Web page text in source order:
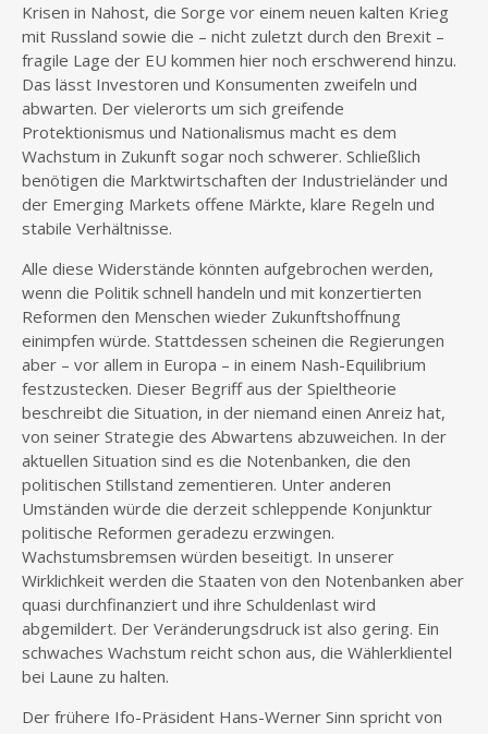
Krisen in Nahost, die Sorge vor einem neuen kalten Krieg
mit Russland sowie die – nicht zuletzt durch den Brexit –
fragile Lage der EU kommen hier noch erschwerend hinzu.
Das lässt Investoren und Konsumenten zweifeln und
abwarten. Der vielerorts um sich greifende
Protektionismus und Nationalismus macht es dem
Wachstum in Zukunft sogar noch schwerer. Schließlich
benötigen die Marktwirtschaften der Industrieländer und
der Emerging Markets offene Märkte, klare Regeln und
stabile Verhältnisse.
Alle diese Widerstände könnten aufgebrochen werden,
wenn die Politik schnell handeln und mit konzertierten
Reformen den Menschen wieder Zukunftshoffnung
einimpfen würde. Stattdessen scheinen die Regierungen
aber – vor allem in Europa – in einem Nash-Equilibrium
festzustecken. Dieser Begriff aus der Spieltheorie
beschreibt die Situation, in der niemand einen Anreiz hat,
von seiner Strategie des Abwartens abzuweichen. In der
aktuellen Situation sind es die Notenbanken, die den
politischen Stillstand zementieren. Unter anderen
Umständen würde die derzeit schleppende Konjunktur
politische Reformen geradezu erzwingen.
Wachstumsbremsen würden beseitigt. In unserer
Wirklichkeit werden die Staaten von den Notenbanken aber
quasi durchfinanziert und ihre Schuldenlast wird
abgemildert. Der Veränderungsdruck ist also gering. Ein
schwaches Wachstum reicht schon aus, die Wählerklientel
bei Laune zu halten.
Der frühere Ifo-Präsident Hans-Werner Sinn spricht von